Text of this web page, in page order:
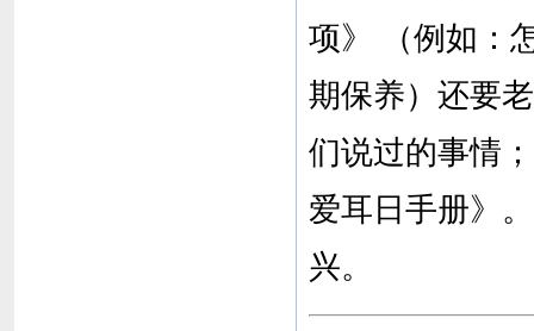
项》 （例如：
期保养）还要
们说过的事情
爱耳日手册》
兴。